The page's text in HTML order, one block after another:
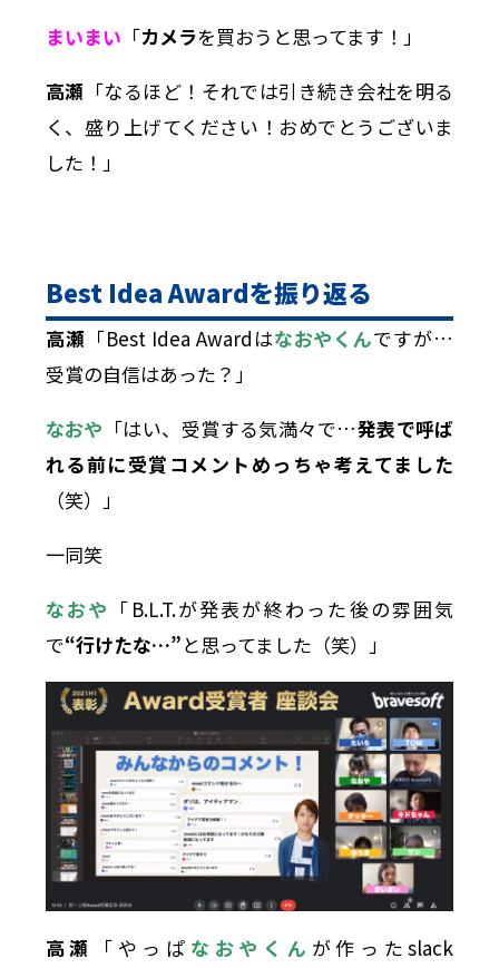
まいまい 「カメラを買おうと思ってます！」
高瀬 「なるほど！それでは引き続き会社を明る
く、盛り上げてください！おめでとうございま
した！」
Best Idea Awardを振り返る
高瀬 「Best Idea Awardはなおやくんですが…
受賞の自信はあった？」
なおや 「はい、受賞する気満々で…発表で呼ば
れる前に受賞コメントめっちゃ考えてました
（笑）」
一同笑
なおや 「B.L.T.が発表が終わった後の雰囲気
で“行けたな…”と思ってました（笑）」
高瀬 「やっぱ なおやくん が作ったslack